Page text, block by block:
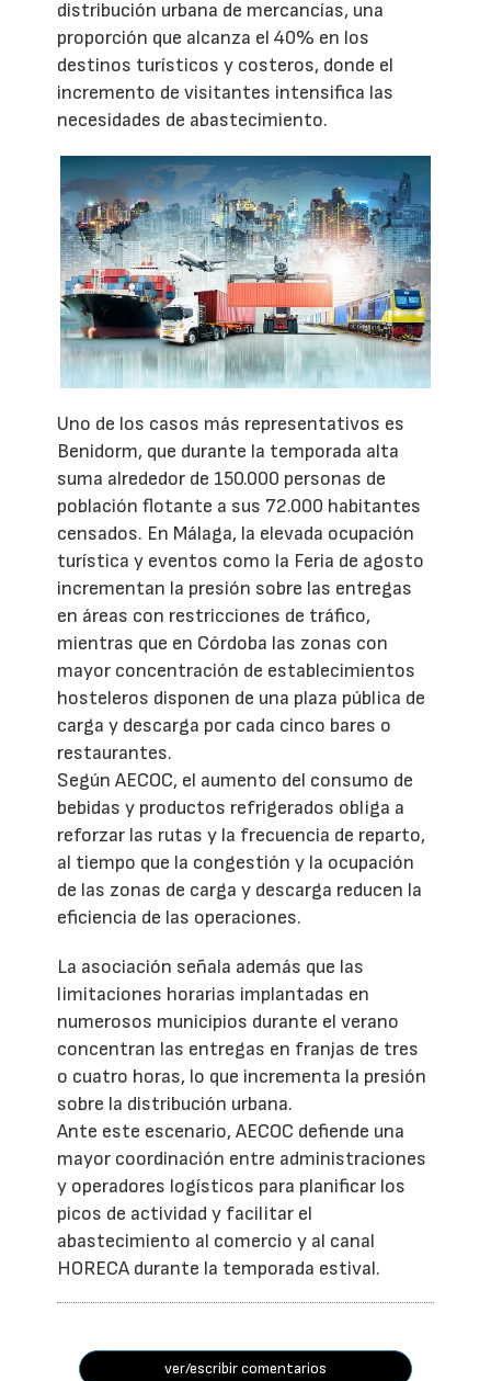
distribución urbana de mercancías, una
proporción que alcanza el 40% en los
destinos turísticos y costeros, donde el
incremento de visitantes intensifica las
necesidades de abastecimiento.
Uno de los casos más representativos es
Benidorm, que durante la temporada alta
suma alrededor de 150.000 personas de
población flotante a sus 72.000 habitantes
censados. En Málaga, la elevada ocupación
turística y eventos como la Feria de agosto
incrementan la presión sobre las entregas
en áreas con restricciones de tráfico,
mientras que en Córdoba las zonas con
mayor concentración de establecimientos
hosteleros disponen de una plaza pública de
carga y descarga por cada cinco bares o
restaurantes.
Según AECOC, el aumento del consumo de
bebidas y productos refrigerados obliga a
reforzar las rutas y la frecuencia de reparto,
al tiempo que la congestión y la ocupación
de las zonas de carga y descarga reducen la
eficiencia de las operaciones.
La asociación señala además que las
limitaciones horarias implantadas en
numerosos municipios durante el verano
concentran las entregas en franjas de tres
o cuatro horas, lo que incrementa la presión
sobre la distribución urbana.
Ante este escenario, AECOC defiende una
mayor coordinación entre administraciones
y operadores logísticos para planificar los
picos de actividad y facilitar el
abastecimiento al comercio y al canal
HORECA durante la temporada estival.
ver/escribir comentarios